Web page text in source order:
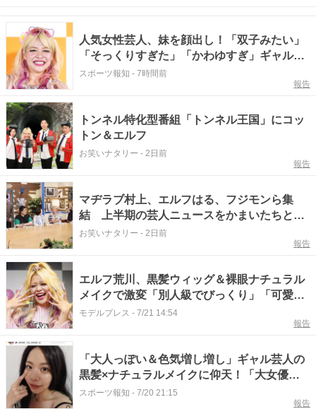
人気女性芸人、妹を顔出し！「双子みたい」
「そっくりすぎた」「かわゆすぎ」ギャル→
ほぼすっぴん姿 エルフ荒川
スポーツ報知 - 7時間前
報告
トンネル特化型番組「トンネル王国」にコッ
トン＆エルフ
お笑いナタリー - 2日前
報告
マヂラブ村上、エルフはる、フジモンら集
結 上半期の芸人ニュースをかまいたちと語
る
お笑いナタリー - 2日前
報告
エルフ荒川、黒髪ウィッグ＆裸眼ナチュラル
メイクで激変「別人級でびっくり」「可愛す
ぎてギャップ萌え」と驚きの声
モデルプレス - 7/21 14:54
報告
「大人っぽい＆色気増し増し」ギャル芸人の
黒髪×ナチュラルメイクに仰天！「大女優
感」「新鮮」エルフ・荒川が公開
スポーツ報知 - 7/20 21:15
報告